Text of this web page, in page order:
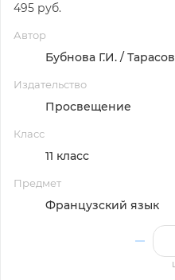
495 руб.
Автор
Бубнова Г.И. /
Издательство
Просвещение
Класс
11 класс
Предмет
Французский язык